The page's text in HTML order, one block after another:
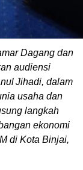
Dagang dan
audiensi
Jihadi, dalam
usaha dan
langkah
ekonomi
di Kota Binjai,